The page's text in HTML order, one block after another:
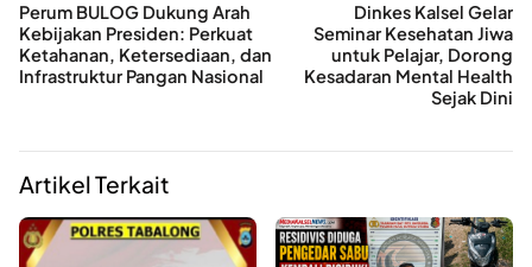
Perum BULOG Dukung Arah
Kebijakan Presiden: Perkuat
Ketahanan, Ketersediaan, dan
Infrastruktur Pangan Nasional
Dinkes Kalsel Gelar
Seminar Kesehatan Jiwa
untuk Pelajar, Dorong
Kesadaran Mental Health
Sejak Dini
Artikel Terkait